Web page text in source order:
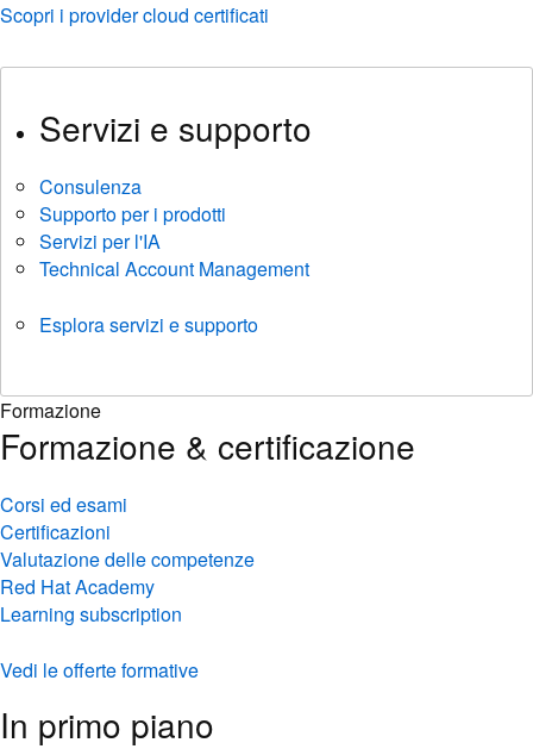
Scopri i provider cloud certificati
Servizi e supporto
Consulenza
Supporto per i prodotti
Servizi per l'IA
Technical Account Management
Esplora servizi e supporto
Formazione
Formazione & certificazione
Corsi ed esami
Certificazioni
Valutazione delle competenze
Red Hat Academy
Learning subscription
Vedi le offerte formative
In primo piano